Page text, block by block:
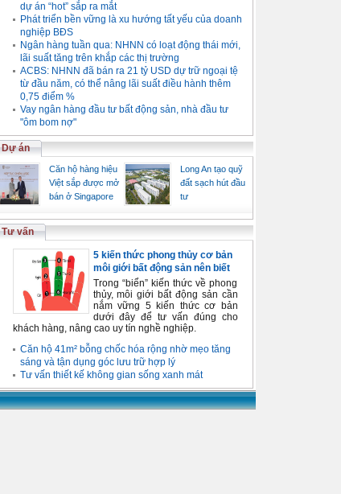
dự án “hot” sắp ra mắt
Phát triển bền vững là xu hướng tất yếu của doanh
nghiệp BĐS
Ngân hàng tuần qua: NHNN có loạt động thái mới,
lãi suất tăng trên khắp các thị trường
ACBS: NHNN đã bán ra 21 tỷ USD dự trữ ngoại tệ
từ đầu năm, có thể nâng lãi suất điều hành thêm
0,75 điểm %
Vay ngân hàng đầu tư bất động sản, nhà đầu tư
"ôm bom nợ"
Dự án
Căn hộ hàng hiệu
Việt sắp được mở
bán ở Singapore
Long An tạo quỹ
đất sạch hút đầu
tư
Tư vấn
5 kiến thức phong thủy cơ bản
môi giới bất động sản nên biết
Trong “biển” kiến thức về phong
thủy, môi giới bất động sản cần
nắm vững 5 kiến thức cơ bản
dưới đây để tư vấn đúng cho
khách hàng, nâng cao uy tín nghề nghiệp.
Căn hộ 41m² bỗng chốc hóa rộng nhờ mẹo tăng
sáng và tận dụng góc lưu trữ hợp lý
Tư vấn thiết kế không gian sống xanh mát